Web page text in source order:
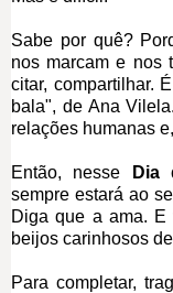
Sabe por quê?
nos marcam e
citar, compartilhar.
bala", de Ana
relações humanas
Então, nesse Dia
sempre estará ao
Diga que a ama.
beijos carinhosos
Para completar,